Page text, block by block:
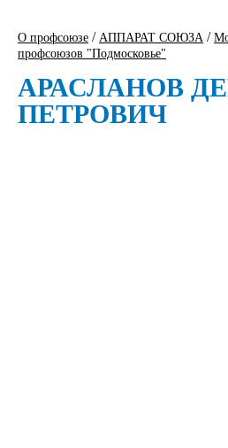
О профсоюзе / АППАРАТ СОЮЗА /
профсоюзов "Подмосковье"
АРАСЛАНОВ
ПЕТРОВИЧ